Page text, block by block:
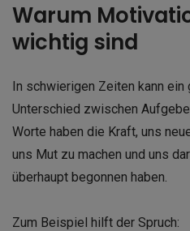
Warum
wichtig sind
In schwierigen Zeiten kann
Unterschied zwischen
Worte haben die Kraft, uns
uns Mut zu machen und uns
überhaupt begonnen haben.
Zum Beispiel hilft der Spruch: